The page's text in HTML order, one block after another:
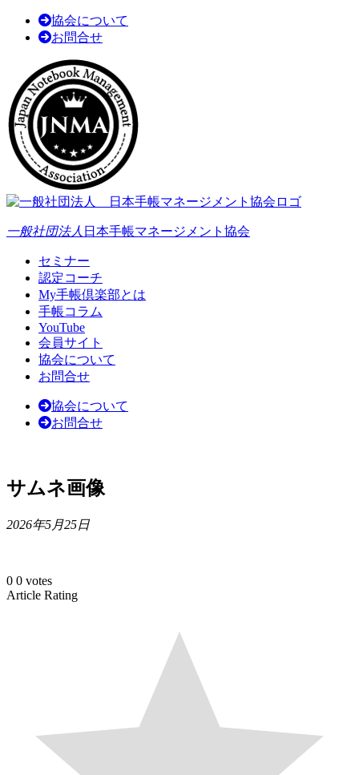
協会について
お問合せ
一般社団法人 日本手帳マネージメント協会
セミナー
認定コーチ
My手帳倶楽部とは
手帳コラム
YouTube
会員サイト
協会について
お問合せ
協会について
お問合せ
サムネ画像
2026年5月25日
0 0 votes
Article Rating